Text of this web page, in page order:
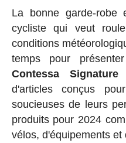
La bonne garde-robe
cycliste qui veut
conditions
temps pour
Contessa Signature
d'articles conçus
soucieuses de leurs
produits pour 2024
vélos, d'équipements et